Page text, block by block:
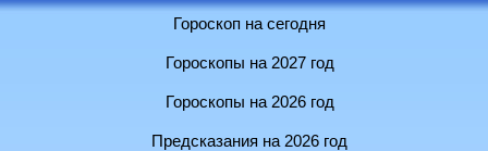
Гороскоп на сегодня
Гороскопы на 2027 год
Гороскопы на 2026 год
Предсказания на 2026 год